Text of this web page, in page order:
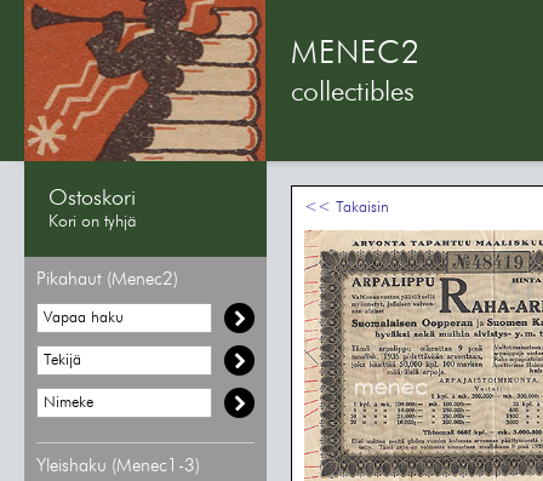
MENEC2
collectibles
Ostoskori
Kori on tyhjä
Pikahaut (Menec2)
Yleishaku (Menec1-3)
<< Takaisin